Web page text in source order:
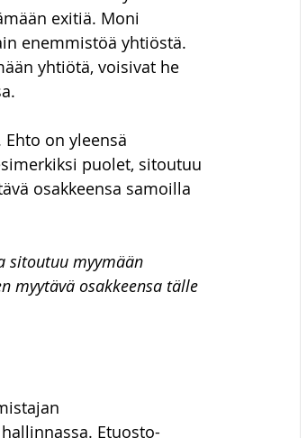
exitiä. Moni
enemmistöä yhtiöstä.
yhtiötä, voisivat he
on yleensä
puolet, sitoutuu
osakkeensa samoilla
sitoutuu myymään
myytävä osakkeensa tälle
Etuosto-